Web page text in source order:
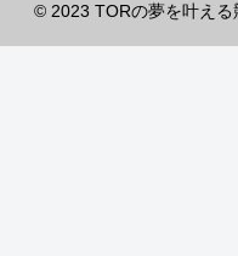
© 2023 TORの夢を叶える